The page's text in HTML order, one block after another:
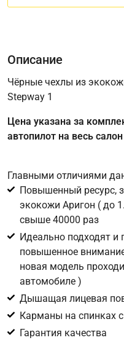
Имя
Соглашение об
Для подтверждения
персональных данных в
в поле ниже цифру
Цифра с картинки
Описание
Чёрные чехлы из
Stepway 1
Цена указана за
автопилот на весь
Главными отличиями
Повышенный ресурс,
экокожи Аригон ( до
свыше 40000 раз
Идеально подходят и
повышенное
новая модель
автомобиле )
Дышащая лицевая
Карманы на спинках
Гарантия качества